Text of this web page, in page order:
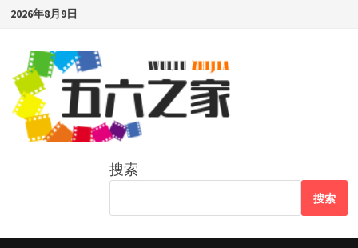
Skip
content
2026年8月9日
搜索
搜索